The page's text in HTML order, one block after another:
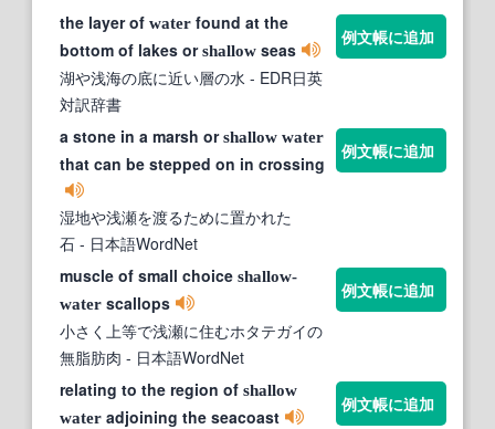
the layer of water found at the
bottom of lakes orshallow seas
湖や浅海の底に近い層の水 - EDR日英
対訳辞書
例文帳に追加
a stone in a marsh orshallow water
that can be stepped on in crossing
湿地や浅瀬を渡るために置かれた
石 - 日本語WordNet
例文帳に追加
muscle of small choice shallow-
water scallops
小さく上等で浅瀬に住むホタテガイの
無脂肪肉 - 日本語WordNet
例文帳に追加
relating to the region of shallow
water adjoining the seacoast
例文帳に追加